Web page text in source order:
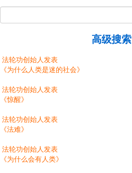
高级搜索
法轮功创始人发表
《为什么人类是迷的社会》
法轮功创始人发表
《惊醒》
法轮功创始人发表
《法难》
法轮功创始人发表
《为什么会有人类》